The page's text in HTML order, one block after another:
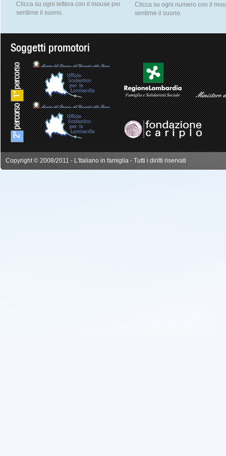
Clicca su ogni lettera con il mouse per
sentirne il suono.
Clicca su ogni numero con il
sentirne il suono.
Soggetti promotori
Copyright © 2008/2011 - L'Italiano in famiglia - Tutti i diritti riservati